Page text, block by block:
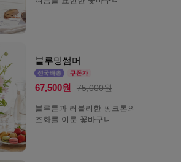
블루밍썸머
67,500원 75,000원
블루톤과 러블리한 핑크톤의
조화를 이룬 꽃바구니